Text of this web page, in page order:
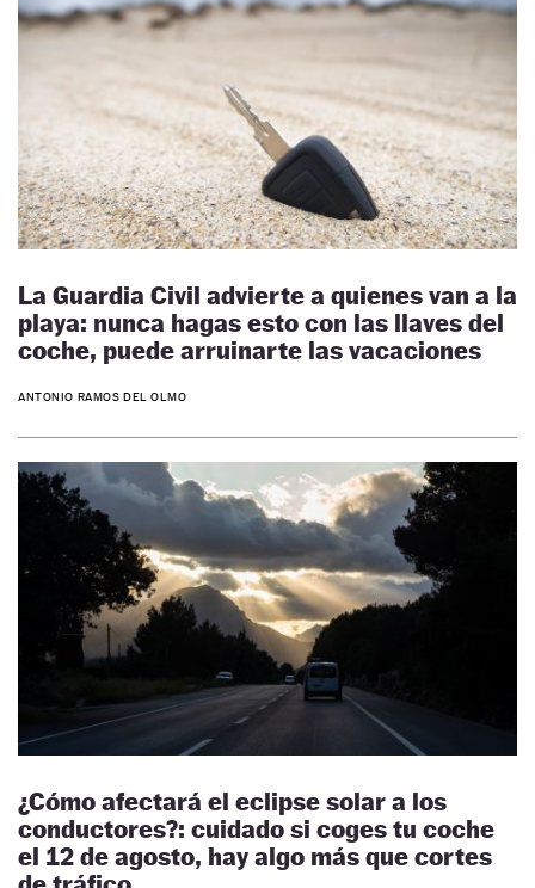
La Guardia Civil advierte a quienes van a la
playa: nunca hagas esto con las llaves del
coche, puede arruinarte las vacaciones
ANTONIO RAMOS DEL OLMO
¿Cómo afectará el eclipse solar a los
conductores?: cuidado si coges tu coche
el 12 de agosto, hay algo más que cortes